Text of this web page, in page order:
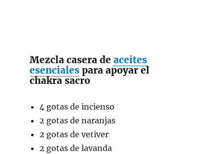
Mezcla casera de aceites
esenciales para apoyar el
chakra sacro
4 gotas de incienso
2 gotas de naranjas
2 gotas de vetiver
2 gotas de lavanda